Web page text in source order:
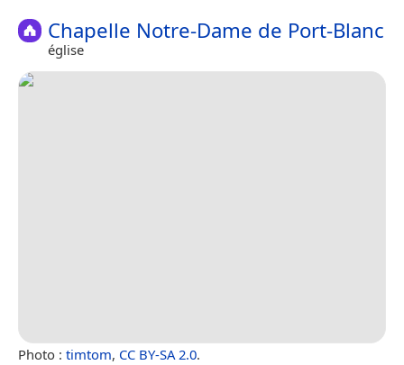
Chapelle Notre-Dame de Port-Blanc
église
Photo : timtom, CC BY-SA 2.0.